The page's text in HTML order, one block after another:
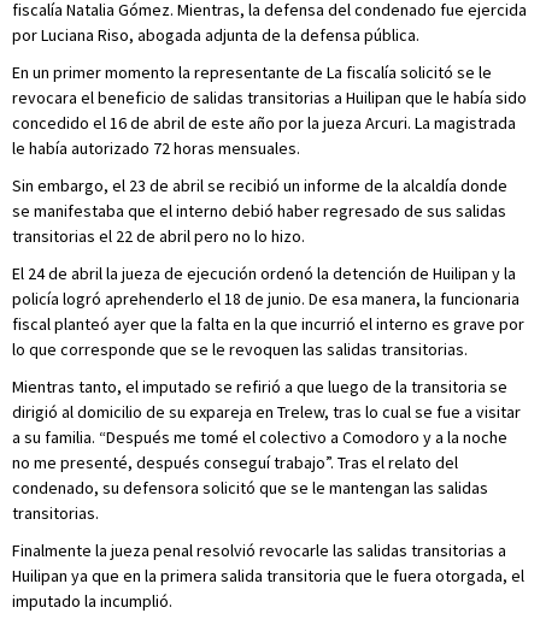
fiscalía Natalia Gómez. Mientras, la defensa del condenado fue ejercida
por Luciana Riso, abogada adjunta de la defensa pública.
En un primer momento la representante de La fiscalía solicitó se le
revocara el beneficio de salidas transitorias a Huilipan que le había sido
concedido el 16 de abril de este año por la jueza Arcuri. La magistrada
le había autorizado 72 horas mensuales.
Sin embargo, el 23 de abril se recibió un informe de la alcaldía donde
se manifestaba que el interno debió haber regresado de sus salidas
transitorias el 22 de abril pero no lo hizo.
El 24 de abril la jueza de ejecución ordenó la detención de Huilipan y la
policía logró aprehenderlo el 18 de junio. De esa manera, la funcionaria
fiscal planteó ayer que la falta en la que incurrió el interno es grave por
lo que corresponde que se le revoquen las salidas transitorias.
Mientras tanto, el imputado se refirió a que luego de la transitoria se
dirigió al domicilio de su expareja en Trelew, tras lo cual se fue a visitar
a su familia. “Después me tomé el colectivo a Comodoro y a la noche
no me presenté, después conseguí trabajo”. Tras el relato del
condenado, su defensora solicitó que se le mantengan las salidas
transitorias.
Finalmente la jueza penal resolvió revocarle las salidas transitorias a
Huilipan ya que en la primera salida transitoria que le fuera otorgada, el
imputado la incumplió.